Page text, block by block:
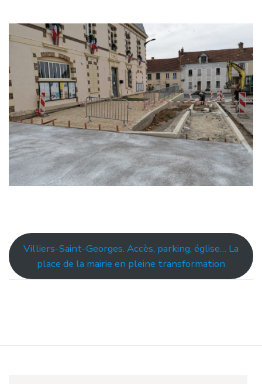
Villiers-Saint-Georges. Accès, parking, église… La
place de la mairie en pleine transformation